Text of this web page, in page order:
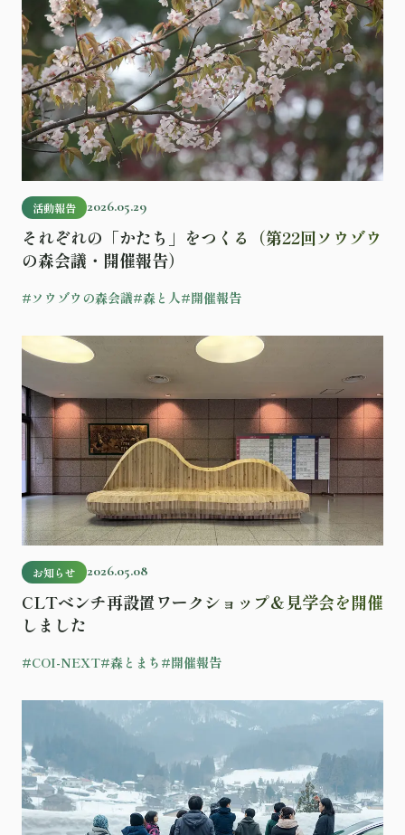
活動報告 2026.05.29
それぞれの「かたち」をつくる（第22回ソウゾウ
の森会議・開催報告）
#ソウゾウの森会議#森と人#開催報告
お知らせ 2026.05.08
CLTベンチ再設置ワークショップ＆見学会を開催
しました
#COI-NEXT#森とまち #開催報告
記事を読む
記事を読む